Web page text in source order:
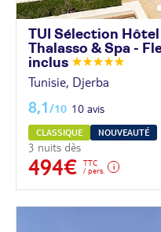
TUI Sélection
Thalasso & Spa -
inclus
Tunisie, Djerba
8,1/10 10 avis
CLASSIQUE NOUVEAUTÉ
3 nuits dès
494€
TTC
/ pers.